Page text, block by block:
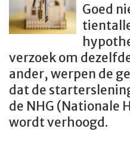
Goed
verzoek om
ander, werpen de
dat de
de NHG (Nationale
wordt verhoogd.